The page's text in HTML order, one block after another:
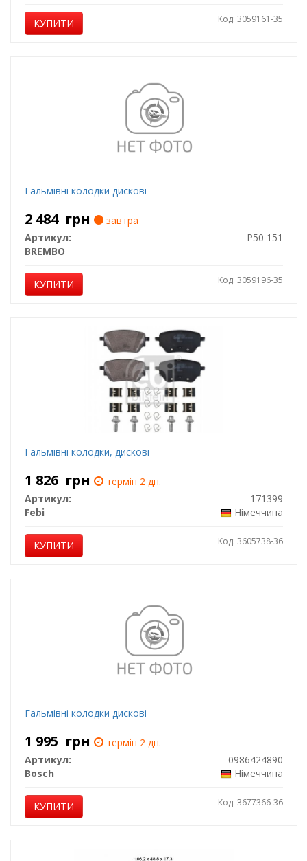
КУПИТИ Код: 3059161-35
Гальмівні колодки дискові
2 484 грн
завтра
Артикул:
P50 151
BREMBO
КУПИТИ Код: 3059196-35
Гальмівні колодки, дискові
1 826 грн
термін 2 дн.
Артикул:
171399
Febi
Німеччина
КУПИТИ Код: 3605738-36
Гальмівні колодки дискові
1 995 грн
термін 2 дн.
Артикул:
0986424890
Bosch
Німеччина
КУПИТИ Код: 3677366-36